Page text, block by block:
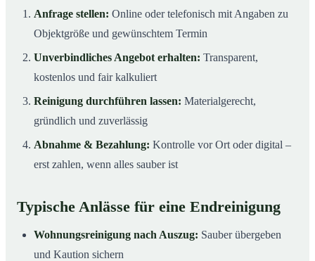
Anfrage stellen: Online oder telefonisch mit Angaben zu
Objektgröße und gewünschtem Termin
Unverbindliches Angebot erhalten: Transparent,
kostenlos und fair kalkuliert
Reinigung durchführen lassen: Materialgerecht,
gründlich und zuverlässig
Abnahme & Bezahlung: Kontrolle vor Ort oder digital –
erst zahlen, wenn alles sauber ist
Typische Anlässe für eine Endreinigung
Wohnungsreinigung nach Auszug: Sauber übergeben
und Kaution sichern